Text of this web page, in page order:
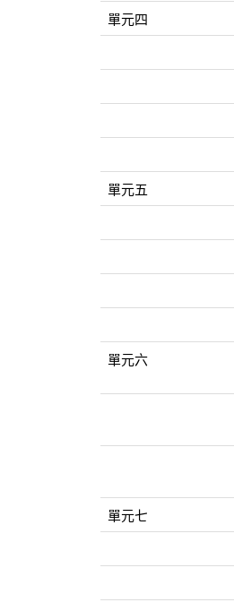
單元四
單元五
單元六
單元七